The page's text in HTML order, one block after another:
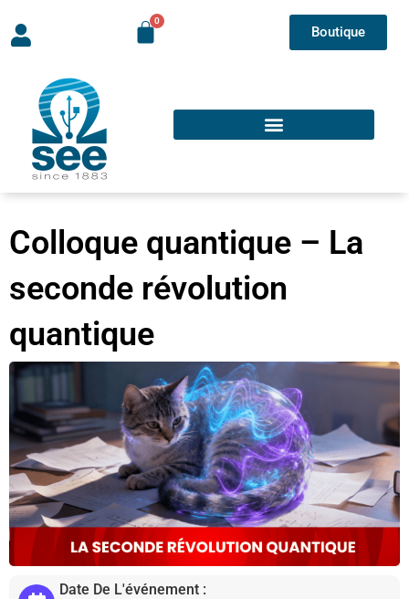
Boutique
Colloque quantique – La
seconde révolution
quantique
Date De L'événement :